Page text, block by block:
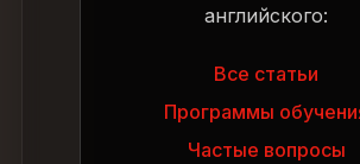
английского:
Все статьи
Программы
Частые вопросы